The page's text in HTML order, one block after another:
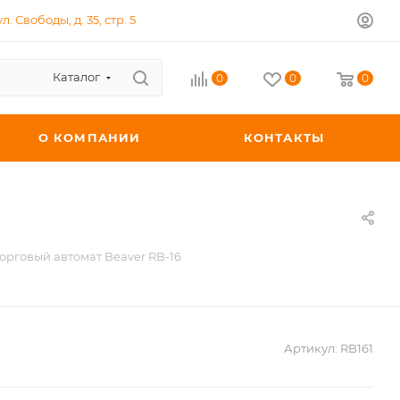
Свободы, д. 35, стр. 5
Каталог 0 0 0
О КОМПАНИИ КОНТАКТЫ
автомат Beaver RB-16
Артикул: RB161